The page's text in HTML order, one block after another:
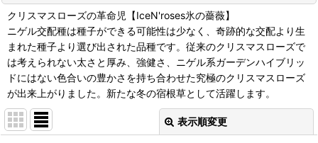
クリスマスローズの革命児【IceN'roses氷の薔薇】
ニゲル交配種は種子ができる可能性は少なく、奇跡的な交配より生
まれた種子より選び出された品種です。従来のクリスマスローズで
は考えられない太さと厚み、強健さ、ニゲル系ガーデンハイブリッ
ドにはない色合いの豊かさを持ち合わせた究極のクリスマスローズ
が出来上がりました。新たな冬の宿根草として活躍します。
表示順変更